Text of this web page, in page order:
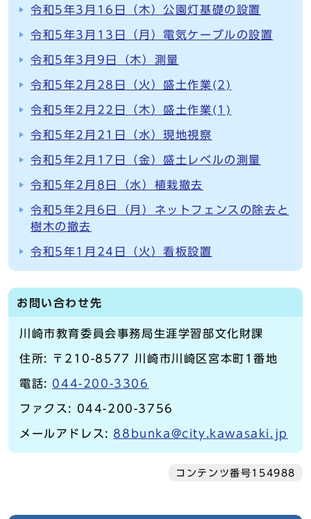
令和5年3月16日（木）公園灯基礎の設置
令和5年3月13日（月）電気ケーブルの設置
令和5年3月9日（木）測量
令和5年2月28日（火）盛土作業(2)
令和5年2月22日（木）盛土作業(1)
令和5年2月21日（水）現地視察
令和5年2月17日（金）盛土レベルの測量
令和5年2月8日（水）植栽撤去
令和5年2月6日（月）ネットフェンスの除去と
樹木の撤去
令和5年1月24日（火）看板設置
お問い合わせ先
川崎市教育委員会事務局生涯学習部文化財課
住所: 〒210-8577 川崎市川崎区宮本町1番地
電話: 044-200-3306
ファクス: 044-200-3756
メールアドレス:88bunka@city.kawasaki.jp
コンテンツ番号154988